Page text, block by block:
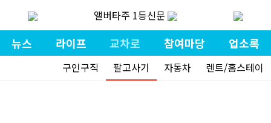
앨버타주 1등신문
뉴스 라이프 교차로 참여마당 업소록
구인구직 팔고사기 자동차 렌트/홈스테이